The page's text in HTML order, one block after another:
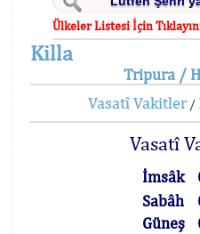
Ülkeler Listesi İçin
Killa
Tripura /
Vasatî Vakitler/
Vasatî
İmsâk
Sabâh
Güneş